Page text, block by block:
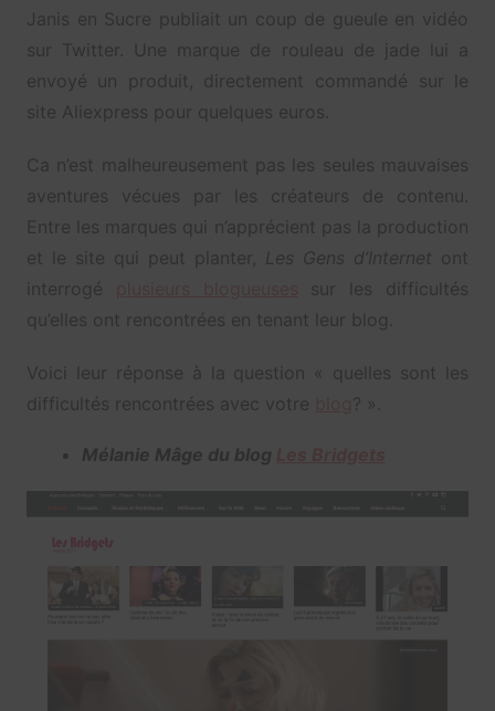
Janis en Sucre publiait un coup de gueule en vidéo
sur Twitter. Une marque de rouleau de jade lui a
envoyé un produit, directement commandé sur le
site Aliexpress pour quelques euros.
Ca n’est malheureusement pas les seules mauvaises
aventures vécues par les créateurs de contenu.
Entre les marques qui n’apprécient pas la production
et le site qui peut planter, Les Gens d’Internet ont
interrogé
sur les difficultés
qu’elles ont rencontrées en tenant leur blog.
Voici leur réponse à la question « quelles sont les
difficultés rencontrées avec votre
? ».
Mélanie Mâge du blog